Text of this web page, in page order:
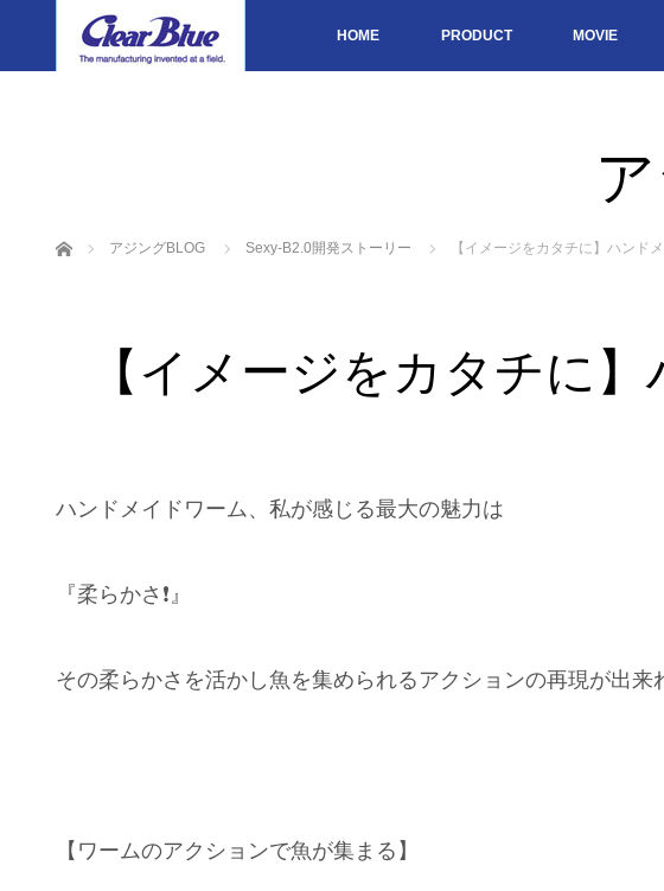
HOME PRODUCT MOVIE
ホーム アジングBLOG Sexy-B2.0開発ストーリー 【イメージをカタチに】ハンド
【イメージをカタチに
ハンドメイドワーム、私が感じる最大の魅力は
『柔らかさ❗️』
その柔らかさを活かし魚を集められるアクションの再現が出来
【ワームのアクションで魚が集まる】